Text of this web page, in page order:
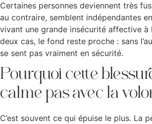
Certaines personnes deviennent très
au contraire, semblent indépendantes
vivant une grande insécurité affective à
deux cas, le fond reste proche : sans
se sent pas vraiment en sécurité.
Pourquoi cette
calme pas avec la
C’est souvent ce qui épuise le plus. La